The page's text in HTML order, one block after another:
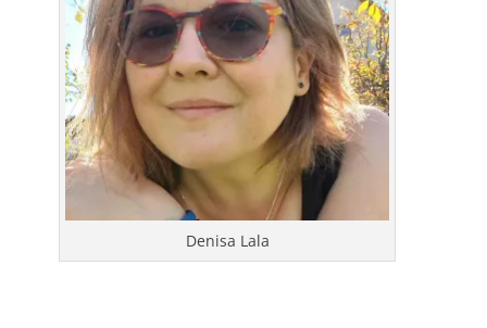
Denisa Lala